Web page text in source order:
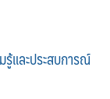
และประสบการณ์